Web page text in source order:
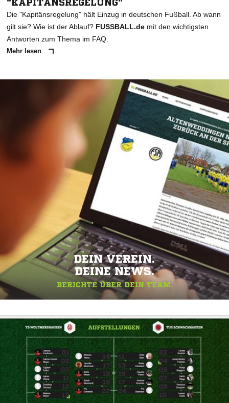
"KAPITÄNSREGELUNG"
Die "Kapitänsregelung" hält Einzug in deutschen Fußball. Ab wann
gilt sie? Wie ist der Ablauf? FUSSBALL.de mit den wichtigsten
Antworten zum Thema im FAQ.
Mehr lesen
DEIN VEREIN.
DEINE NEWS.
BERICHTE ÜBER DEIN TEAM.